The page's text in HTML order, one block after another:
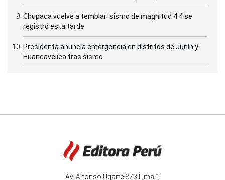
Chupaca vuelve a temblar: sismo de magnitud 4.4 se
registró esta tarde
Presidenta anuncia emergencia en distritos de Junín y
Huancavelica tras sismo
Av. Alfonso Ugarte 873 Lima 1